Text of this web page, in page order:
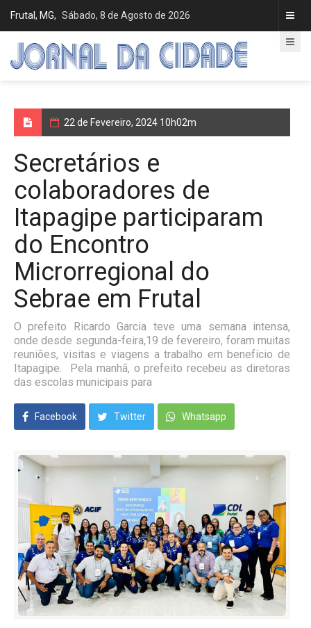
Frutal, MG, Sábado, 8 de Agosto de 2026
22 de Fevereiro, 2024 10h02m
Secretários e
colaboradores de
Itapagipe participaram
do Encontro
Microrregional do
Sebrae em Frutal
O prefeito Ricardo Garcia teve uma semana intensa,
onde desde segunda-feira,19 de fevereiro, foram muitas
reuniões, visitas e viagens a trabalho em benefício de
Itapagipe. Pela manhã, o prefeito recebeu as diretoras
das escolas municipais para
Facebook Twitter Whatsapp